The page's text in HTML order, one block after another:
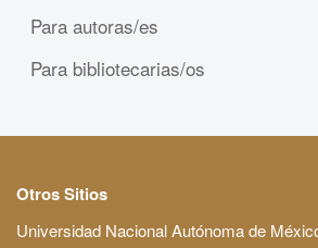
Para autoras/es
Para bibliotecarias/os
Otros Sitios
Universidad Nacional Autónoma de